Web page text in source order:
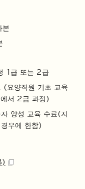
본
1급 또는 2급
(요양직원 기초 교육
서 2급 과정)
양성 교육 수료(지
우에 한함)